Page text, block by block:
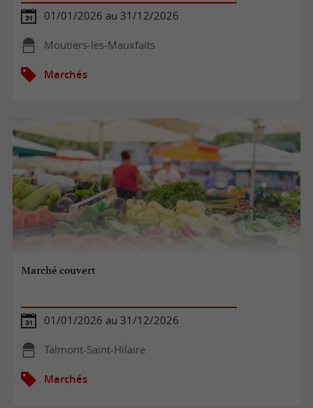
01/01/2026 au 31/12/2026
Moutiers-les-Mauxfaits
Marchés
Marché couvert
01/01/2026 au 31/12/2026
Talmont-Saint-Hilaire
Marchés